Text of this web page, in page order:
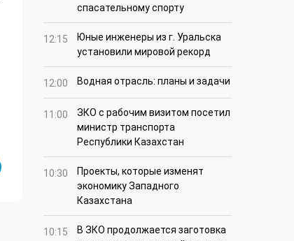
спасательному спорту
12:15
Юные инженеры из г. Уральска
установили мировой рекорд
12:00 Водная отрасль: планы и задачи
11:00
ЗКО с рабочим визитом посетил
министр транспорта
Республики Казахстан
10:30
Проекты, которые изменят
экономику Западного
Казахстана
10:15
В ЗКО продолжается заготовка